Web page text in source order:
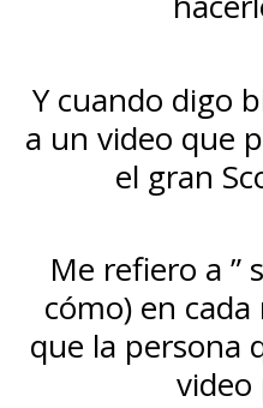
Y cuando digo
a un video que
el gran
Me refiero a ”
cómo) en
que la persona
video